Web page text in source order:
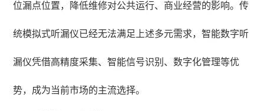
位漏点位置，降低维修对公共运行、商业经营的影响。传
统模拟式听漏仪已经无法满足上述多元需求，智能数字听
漏仪凭借高精度采集、智能信号识别、数字化管理等优
势，成为当前市场的主流选择。